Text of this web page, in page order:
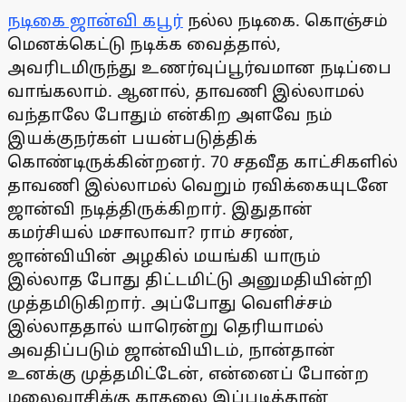
நடிகை ஜான்வி கபூர் நல்ல நடிகை. கொஞ்சம்
மெனக்கெட்டு நடிக்க வைத்தால்,
அவரிடமிருந்து உணர்வுப்பூர்வமான நடிப்பை
வாங்கலாம். ஆனால், தாவணி இல்லாமல்
வந்தாலே போதும் என்கிற அளவே நம்
இயக்குநர்கள் பயன்படுத்திக்
கொண்டிருக்கின்றனர். 70 சதவீத காட்சிகளில்
தாவணி இல்லாமல் வெறும் ரவிக்கையுடனே
ஜான்வி நடித்திருக்கிறார். இதுதான்
கமர்சியல் மசாலாவா? ராம் சரண்,
ஜான்வியின் அழகில் மயங்கி யாரும்
இல்லாத போது திட்டமிட்டு அனுமதியின்றி
முத்தமிடுகிறார். அப்போது வெளிச்சம்
இல்லாததால் யாரென்று தெரியாமல்
அவதிப்படும் ஜான்வியிடம், நான்தான்
உனக்கு முத்தமிட்டேன், என்னைப் போன்ற
மலைவாசிக்கு காதலை இப்படித்தான்